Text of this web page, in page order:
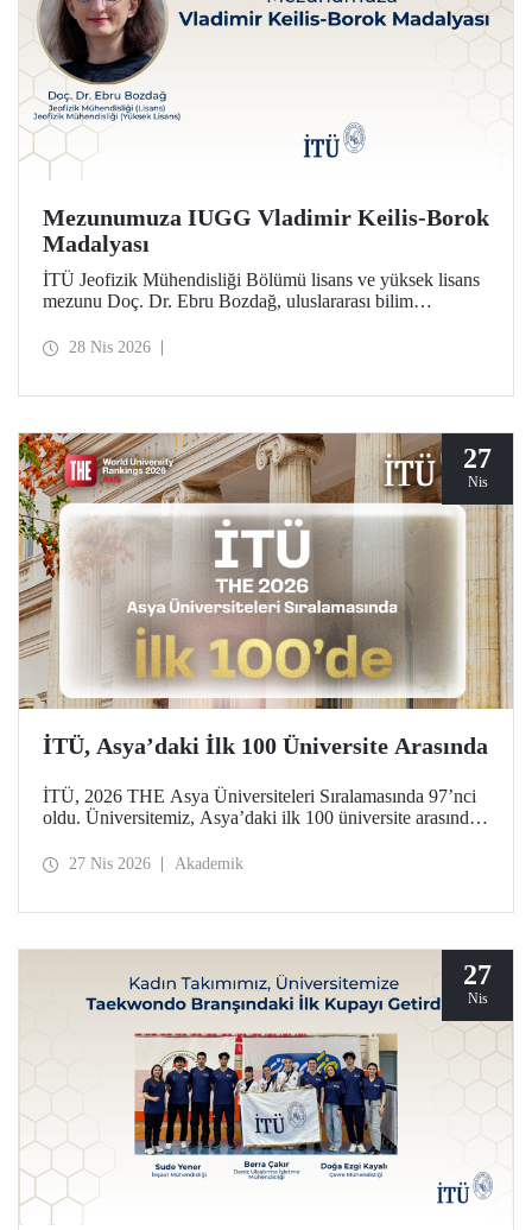
Mezunumuza IUGG Vladimir Keilis-Borok
Madalyası
İTÜ Jeofizik Mühendisliği Bölümü lisans ve yüksek lisans
mezunu Doç. Dr. Ebru Bozdağ, uluslararası bilim
Vladimir Keilis-Borok Madalyası’na (2026) layık görüldü.
28 Nis 2026
27
Nis
İTÜ, Asya’daki İlk 100 Üniversite Arasında
İTÜ, 2026 THE Asya Üniversiteleri Sıralamasında 97’nci
oldu. Üniversitemiz, Asya’daki ilk 100 üniversite arasında
göstergesinde (araştırma kalitesi, araştırma çevresi,
27 Nis 2026 Akademik
27
Nis